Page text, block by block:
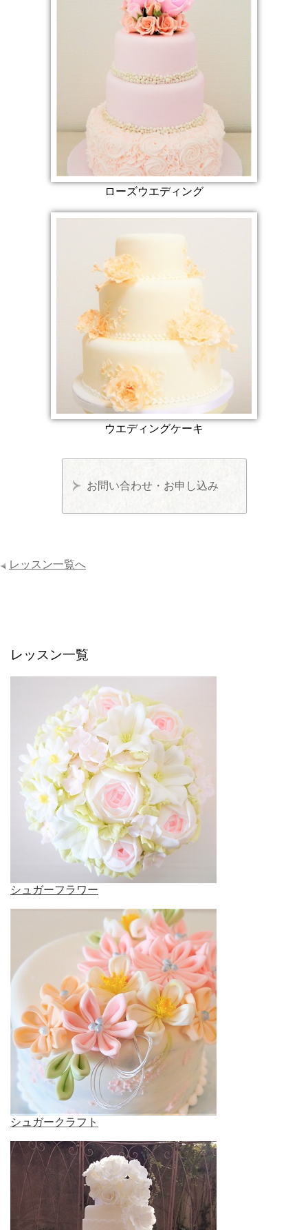
ローズウエディング
ウエディングケーキ
お問い合わせ・お申し込み
レッスン一覧へ
レッスン一覧
シュガーフラワー
シュガークラフト